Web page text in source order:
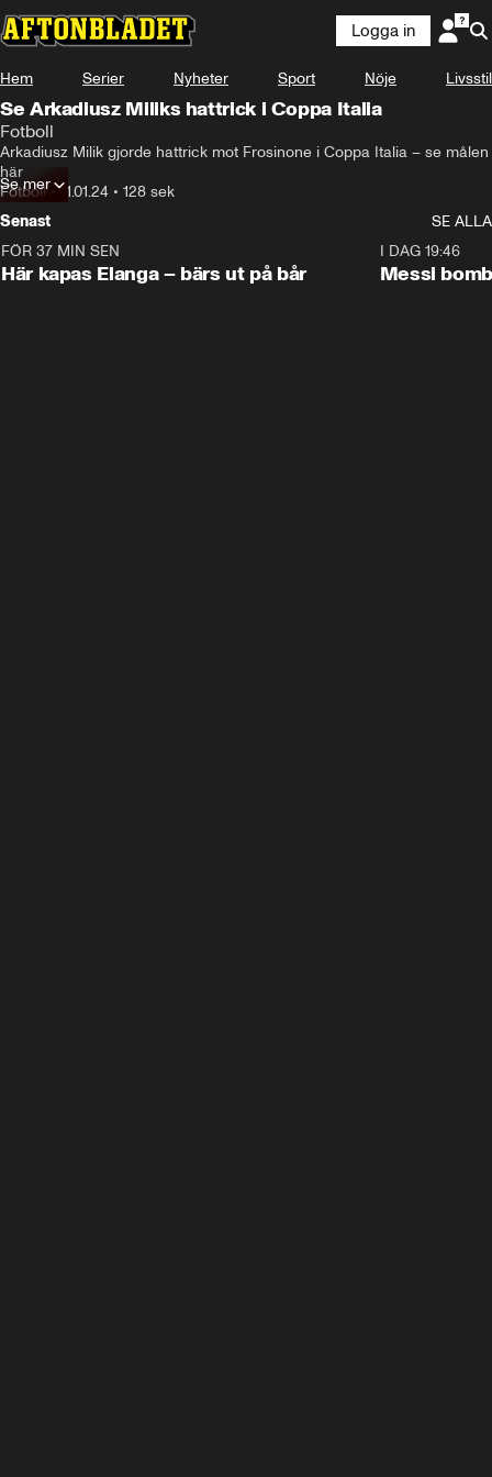
Logga in
Hem Serier Nyheter Sport Nöje Livsstil
Se Arkadiusz Miliks hattrick i Coppa Italia
Fotboll
Arkadiusz Milik gjorde hattrick mot Frosinone i Coppa Italia – se målen
här
Fotboll•11.01.24 • 128 sek
Se mer
Senast
SE ALLA
FÖR 37 MIN SEN
Här kapas Elanga – bärs ut på bår
I DAG 19:46
Messi